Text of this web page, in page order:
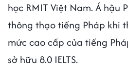
học RMIT Việt Nam. Á hậu
thông thạo tiếng Pháp khi
mức cao cấp của tiếng
sở hữu 8.0 IELTS.